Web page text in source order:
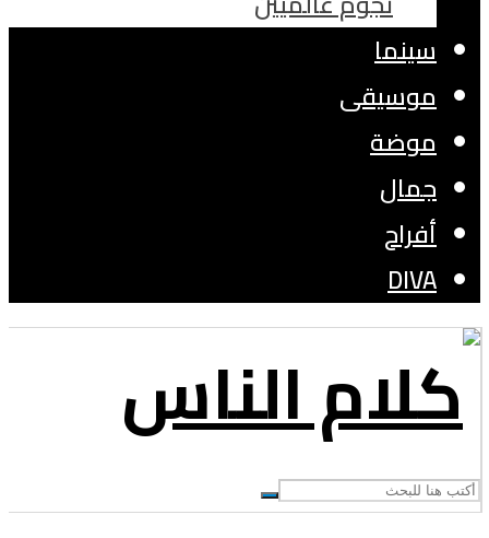
سينما
موسيقى
موضة
جمال
أفراح
DIVA